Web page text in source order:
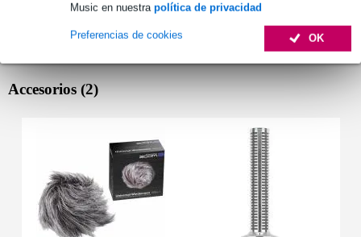
Music en nuestra política de privacidad
OK
Preferencias de cookies
Accesorios (2)